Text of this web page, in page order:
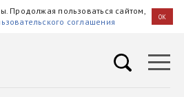
Продолжая пользоваться сайтом,
соглашения OK